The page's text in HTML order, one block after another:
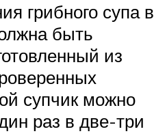
грибного супа в
быть
из
супчик можно
раз в две-три